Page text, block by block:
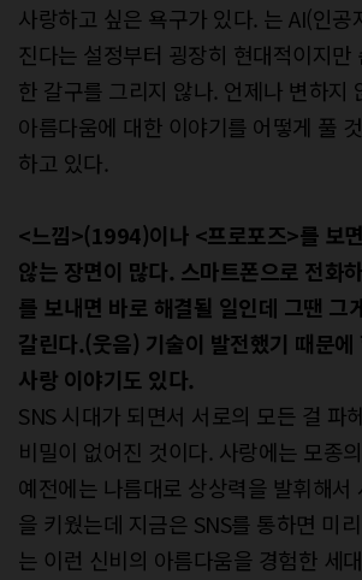
사랑하고 싶은 욕구가 있다. 는 AI(인공
진다는 설정부터 굉장히 현대적이지만
한 갈구를 그리지 않나. 언제나 변하지
아름다움에 대한 이야기를 어떻게 풀
하고 있다.
<느낌>(1994)이나 <프로포즈>를 보
않는 장면이 많다. 스마트폰으로 전화
를 보내면 바로 해결될 일인데 그땐 그
갈린다.(웃음) 기술이 발전했기 때문에
사랑 이야기도 있다.
SNS 시대가 되면서 서로의 모든 걸 파
비밀이 없어진 것이다. 사랑에는 모종
예전에는 나름대로 상상력을 발휘해서
을 키웠는데 지금은 SNS를 통하면 미
는 이런 신비의 아름다움을 경험한 세